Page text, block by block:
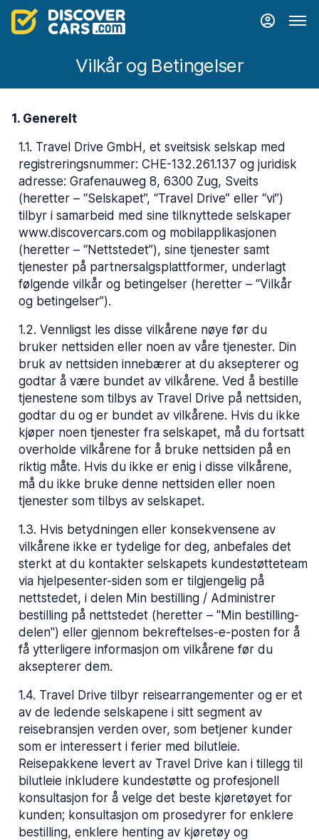
Vilkår og Betingelser
1. Generelt
1.1. Travel Drive GmbH, et sveitsisk selskap med
registreringsnummer: CHE-132.261.137 og juridisk
adresse: Grafenauweg 8, 6300 Zug, Sveits
(heretter – “Selskapet”, “Travel Drive” eller “vi”)
tilbyr i samarbeid med sine tilknyttede selskaper
www.discovercars.com og mobilapplikasjonen
(heretter – “Nettstedet”), sine tjenester samt
tjenester på partnersalgsplattformer, underlagt
følgende vilkår og betingelser (heretter – “Vilkår
og betingelser”).
1.2. Vennligst les disse vilkårene nøye før du
bruker nettsiden eller noen av våre tjenester. Din
bruk av nettsiden innebærer at du aksepterer og
godtar å være bundet av vilkårene. Ved å bestille
tjenestene som tilbys av Travel Drive på nettsiden,
godtar du og er bundet av vilkårene. Hvis du ikke
kjøper noen tjenester fra selskapet, må du fortsatt
overholde vilkårene for å bruke nettsiden på en
riktig måte. Hvis du ikke er enig i disse vilkårene,
må du ikke bruke denne nettsiden eller noen
tjenester som tilbys av selskapet.
1.3. Hvis betydningen eller konsekvensene av
vilkårene ikke er tydelige for deg, anbefales det
sterkt at du kontakter selskapets kundestøtteteam
via hjelpesenter-siden som er tilgjengelig på
nettstedet, i delen Min bestilling / Administrer
bestilling på nettstedet (heretter – "Min bestilling-
delen") eller gjennom bekreftelses-e-posten for å
få ytterligere informasjon om vilkårene før du
aksepterer dem.
1.4. Travel Drive tilbyr reisearrangementer og er et
av de ledende selskapene i sitt segment av
reisebransjen verden over, som betjener kunder
som er interessert i ferier med bilutleie.
Reisepakkene levert av Travel Drive kan i tillegg til
bilutleie inkludere kundestøtte og profesjonell
konsultasjon for å velge det beste kjøretøyet for
kunden; konsultasjon om prosedyrer for enklere
bestilling, enklere henting av kjøretøy og